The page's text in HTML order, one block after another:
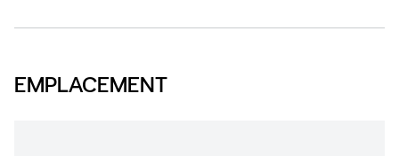
EMPLACEMENT